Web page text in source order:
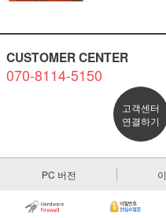
CUSTOMER CENTER
070-8114-5150
고객센터
연결하기
PC 버전